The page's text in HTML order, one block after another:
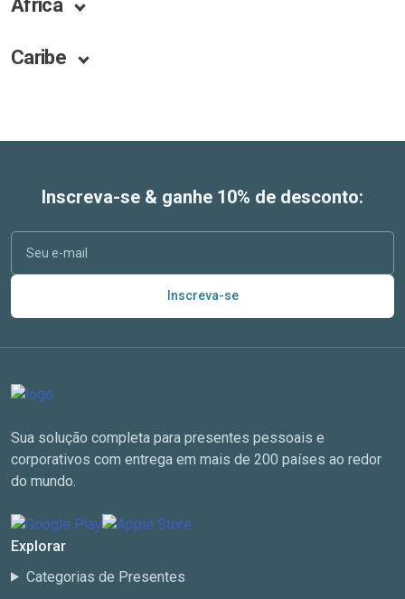
África
Caribe
Inscreva-se & ganhe 10% de desconto:
Inscreva-se
Sua solução completa para presentes pessoais e
corporativos com entrega em mais de 200 países ao redor
do mundo.
Explorar
Categorias de Presentes